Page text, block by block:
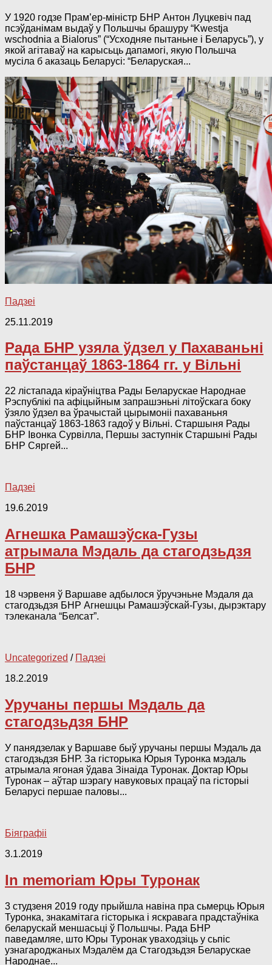
У 1920 годзе Прам’ер-міністр БНР Антон Луцкевіч пад
псэўданімам выдаў у Польшчы брашуру “Kwestja
wschodnia a Bialorus” (“Усходняе пытаньне і Беларусь”), у
якой агітаваў на карысьць дапамогі, якую Польшча
мусіла б аказаць Беларусі: “Беларуская...
Падзеі
25.11.2019
Рада БНР узяла ўдзел у Пахаваньні
паўстанцаў 1863-1864 гг. у Вільні
22 лістапада кіраўніцтва Рады Беларускае Народнае
Рэспублікі па афіцыйным запрашэньні літоўскага боку
ўзяло ўдзел ва ўрачыстай цырымоніі пахаваньня
паўстанцаў 1863-1863 гадоў у Вільні. Старшыня Рады
БНР Івонка Сурвілла, Першы заступнік Старшыні Рады
БНР Сяргей...
Падзеі
19.6.2019
Агнешка Рамашэўска-Гузы
атрымала Мэдаль да стагодзьдзя
БНР
18 чэрвеня ў Варшаве адбылося ўручэньне Мэдаля да
стагодзьдзя БНР Агнешцы Рамашэўскай-Гузы, дырэктару
тэлеканала “Белсат”.
Uncategorized / Падзеі
18.2.2019
Уручаны першы Мэдаль да
стагодзьдзя БНР
У панядзелак у Варшаве быў уручаны першы Мэдаль да
стагодзьдзя БНР. За гісторыка Юрыя Туронка мэдаль
атрымала ягоная ўдава Зінаіда Туронак. Доктар Юры
Туронак – аўтар шэрагу навуковых працаў па гісторыі
Беларусі першае паловы...
Біяграфіі
3.1.2019
In memoriam Юры Туронак
3 студзеня 2019 году прыйшла навіна пра сьмерць Юрыя
Туронка, знакамітага гісторыка і яскравага прадстаўніка
беларускай меншасьці ў Польшчы. Рада БНР
паведамляе, што Юры Туронак уваходзіць у сьпіс
узнагароджаных Мэдалём да Стагодзьдзя Беларускае
Народнае...